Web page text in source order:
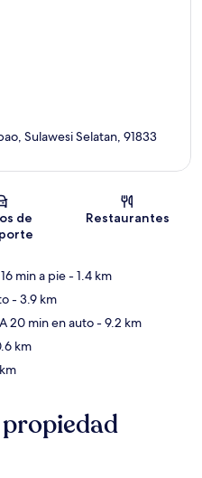
del mapa
Sulawesi Selatan, 91833
de
Restaurantes
min a pie- 1.4 km
- 3.9 km
20 min en auto- 9.2 km
km